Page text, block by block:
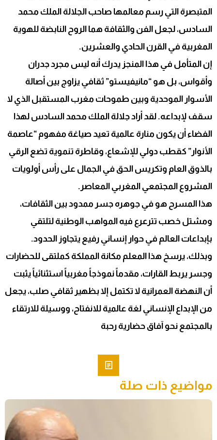
المتبصرة التي رسم معالمها صاحب الجلالة الملك محمد
السادس، لجعل الفن والثقافة هما الروح النابضة للهوية
المغربية في القرن الحادي والعشرين.
إن المتأمل في هذا المنجز يدرك أنه ليس مجرد جدران
وأقواس، بل هو “مانيفيستو” ثقافي يزاوج بين أصالة
الأسوار الموحدية وبين طموحات مغرب المستقبل الذي لا
سقف لإبداعه. لقد أراد جلالة الملك محمد السادس لهذا
الفضاء أن يكون منارة عالمية تعيد صياغة مفهوم “عاصمة
الأنوار” كقطب دولي للإشعاع، وقاطرة تنموية تضع الرقي
بالذوق العام وتكريس الحق في الجمال على رأس أولويات
المشروع المجتمعي المغربي المعاصر.
هذا المسرح هو في جوهره جسر ممدود بين الثقافات،
ومشتل خصب تترعرع فيه المواهب الوطنية لتلتقي
بإبداعات العالم في حوار إنساني رفيع يتجاوز الحدود.
وبذلك، يرسخ هذا المعلم مكانة المملكة كملتقى للحضارات
وجسر يربط القارات، مقدماً نموذجاً مغربياً استثنائياً يثبت
أن النهضة العمرانية لا تكتمل إلا بظهير ثقافي صلب، يجعل
من الإبداع الإنساني لغة عالمية للانفتاح، ووسيلة للارتقاء
بالمجتمع نحو آفاق حضارية رحبة
مواضيع ذات صلة